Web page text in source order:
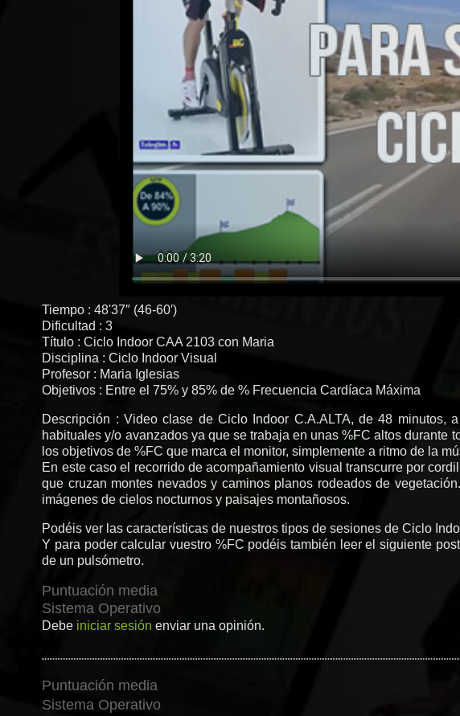
Tiempo : 48'37″ (46-60′)
Dificultad : 3
Título : Ciclo Indoor CAA 2103 con Maria
Disciplina : Ciclo Indoor Visual
Profesor : Maria Iglesias
Objetivos : Entre el 75% y 85% de % Frecuencia Cardíaca Máxima
Descripción : Video clase de Ciclo Indoor C.A.ALTA, de 48 minutos,
habituales y/o avanzados ya que se trabaja en unas %FC altos
los objetivos de %FC que marca el monitor, simplemente a ritmo de la
En este caso el recorrido de acompañamiento visual transcurre por
que cruzan montes nevados y caminos planos rodeados de
imágenes de cielos nocturnos y paisajes montañosos.
Podéis ver las características de nuestros tipos de sesiones de Ciclo
Y para poder calcular vuestro %FC podéis también leer el siguiente
de un pulsómetro.
Puntuación media
Sistema Operativo
Debe iniciar sesión enviar una opinión.
Puntuación media
Sistema Operativo